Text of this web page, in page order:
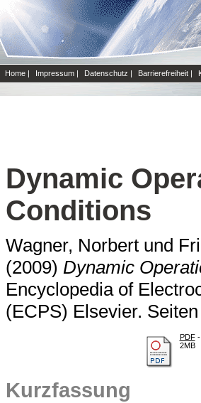
Home | Impressum | Datenschutz | Barrierefreiheit |
Dynamic
Conditions
Wagner, Norbert und
(2009) Dynamic
Encyclopedia of
(ECPS) Elsevier.
PDF-
2MB
Kurzfassung